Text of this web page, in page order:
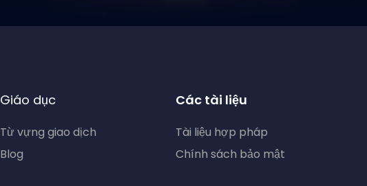
Giáo dục
Từ vựng giao dịch
Blog
Các tài liệu
Tài liệu hợp pháp
Chính sách bảo mật